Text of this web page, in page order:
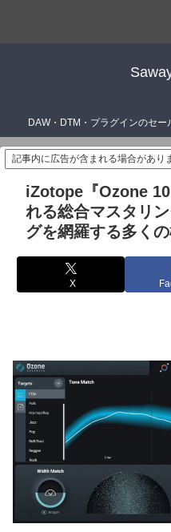
DAW・DTM・プラグインのセー
記事内に広告が含まれる場合があり
iZotope『Ozone
れる総合マスタリ
グを網羅する多くの
X